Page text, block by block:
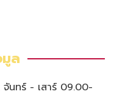
ล
จันทร์ - เสาร์ 09.00-